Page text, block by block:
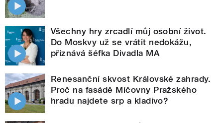
Všechny hry zrcadlí můj osobní život.
Do Moskvy už se vrátit nedokážu,
přiznává šéfka Divadla MA
Renesanční skvost Královské zahrady.
Proč na fasádě Míčovny Pražského
hradu najdete srp a kladivo?